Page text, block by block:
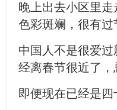
晚上出去小区里
色彩斑斓，很有过
中国人不是很爱
经离春节很近了，
即便现在已经是